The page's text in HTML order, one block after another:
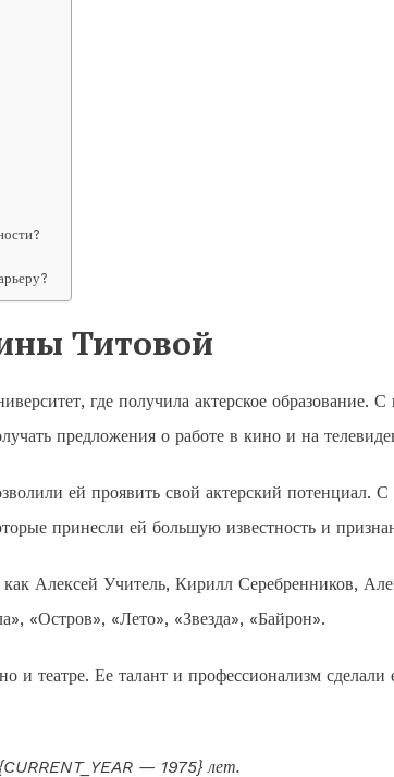
Титовой
где получила актерское образование.
предложения о работе в кино и на
ей проявить свой актерский потенциал. С
принесли ей большую известность и
Алексей Учитель, Кирилл Серебренников,
«Остров», «Лето», «Звезда», «Байрон».
и театре. Ее талант и профессионализм сделали
— 1975} лет.